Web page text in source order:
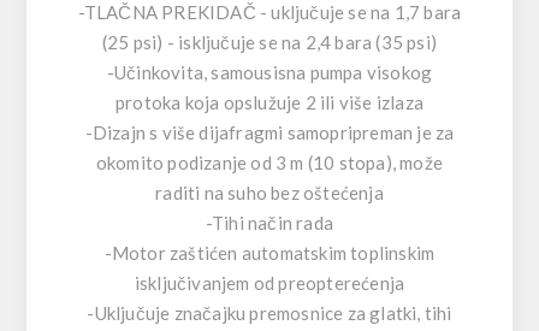
-TLAČNA PREKIDAČ - uključuje se na 1,7 bara
(25 psi) - isključuje se na 2,4 bara (35 psi)
-Učinkovita, samousisna pumpa visokog
protoka koja opslužuje 2 ili više izlaza
-Dizajn s više dijafragmi samopripreman je za
okomito podizanje od 3 m (10 stopa), može
raditi na suho bez oštećenja
-Tihi način rada
-Motor zaštićen automatskim toplinskim
isključivanjem od preopterećenja
-Uključuje značajku premosnice za glatki, tihi